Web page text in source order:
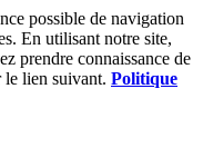
possible de navigation
En utilisant notre site,
prendre connaissance de
le lien suivant. Politique